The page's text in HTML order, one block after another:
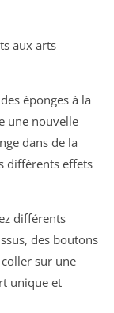
aux arts
éponges à la
une nouvelle
dans de la
différents effets
différents
des boutons
sur une
unique et